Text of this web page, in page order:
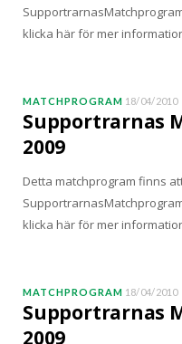
klicka här för mer
MATCHPROGRAM 18/04/2010
Supportrarnas
2009
Detta matchprogram finns
klicka här för mer
MATCHPROGRAM 18/04/2010
Supportrarnas
2009